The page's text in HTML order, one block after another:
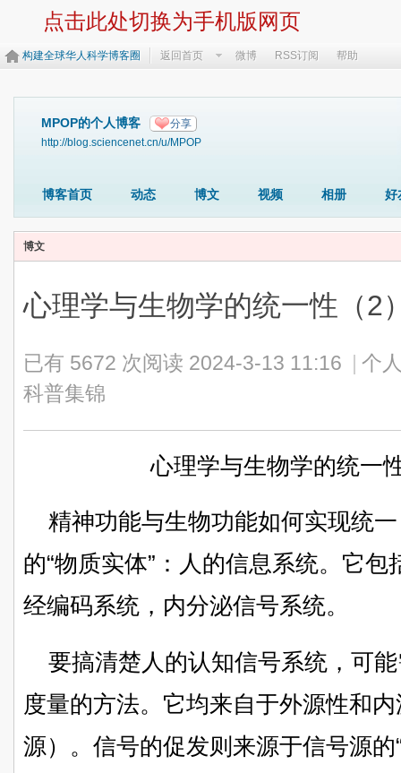
点击此处切换为手机版网页
构建全球华人科学博客圈 返回首页 微博 RSS订阅 帮助
MPOP的个人博客 分享
http://blog.sciencenet.cn/u/MPOP
博客首页 动态 博文 视频 相册 好
博文
心理学与生物学的统一性（2
已有 5672 次阅读 2024-3-13 11:16
个
科普集锦
心理学与生物学的统一
精神功能与生物功能如何实现统
的“物质实体”：人的信息系统。它
经编码系统，内分泌信号系统。
要搞清楚人的认知信号系统，可
度量的方法。它均来自于外源性和
源）。信号的促发则来源于信号源的